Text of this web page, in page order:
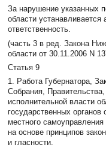
За нарушение указанных
области устанавливается
ответственность.
(часть 3 в ред. Закона
области от 30.11.2006 N
Статья 9
1. Работа Губернатора,
Собрания,
исполнительной власти
государственных органов
местного
на основе принципов
и гласности.